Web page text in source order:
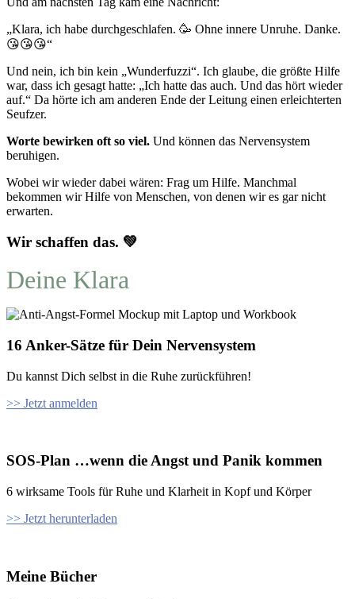
„Klara, ich habe durchgeschlafen. 🥳 Ohne innere Unruhe. Danke.
😘😘😘“
Und nein, ich bin kein „Wunderfuzzi“. Ich glaube, die größte Hilfe
war, dass ich gesagt hatte: „Ich hatte das auch. Und das hört wieder
auf.“ Da hörte ich am anderen Ende der Leitung einen erleichterten
Seufzer.
Worte bewirken oft so viel. Und können das Nervensystem
beruhigen.
Wobei wir wieder dabei wären: Frag um Hilfe. Manchmal
bekommen wir Hilfe von Menschen, von denen wir es gar nicht
erwarten.
Wir schaffen das. 💚
Deine Klara
16 Anker-Sätze für Dein Nervensystem
Du kannst Dich selbst in die Ruhe zurückführen!
>> Jetzt anmelden
SOS-Plan …wenn die Angst und Panik kommen
6 wirksame Tools für Ruhe und Klarheit in Kopf und Körper
>> Jetzt herunterladen
Meine Bücher